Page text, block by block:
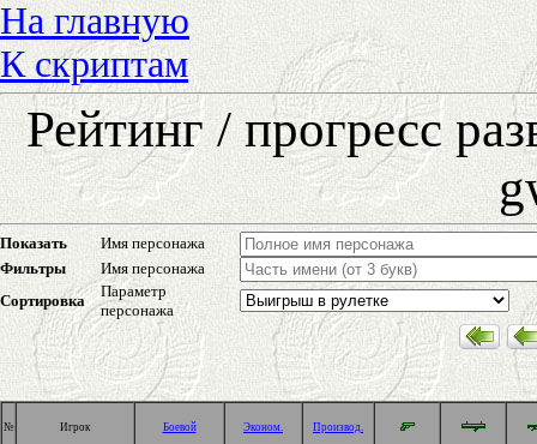
На главную
К скриптам
Рейтинг / прогресс
Показать
Имя персонажа
Фильтры
Имя персонажа
Сортировка
Параметр
персонажа
№ Игрок Боевой Эконом. Производ.